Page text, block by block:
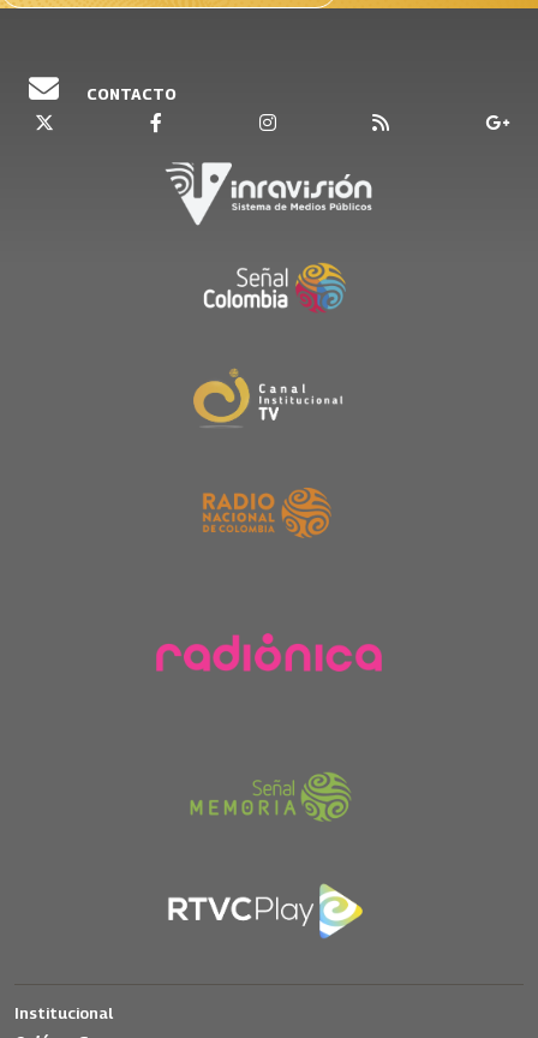
CONTACTO
Institucional